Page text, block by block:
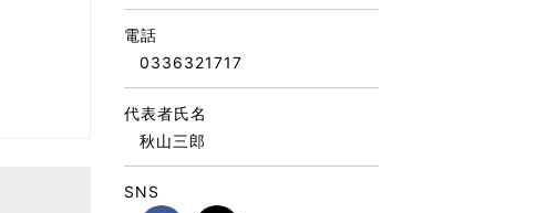
電話
0336321717
代表者氏名
秋山三郎
SNS